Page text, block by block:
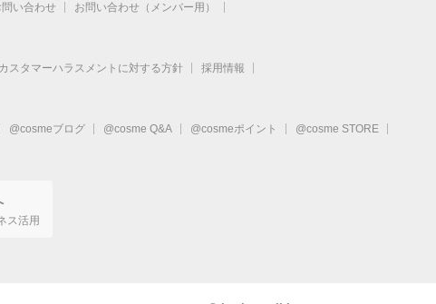
い合わせ お問い合わせ（メンバー用）
カスタマーハラスメントに対する方針 採用情報
@cosmeブログ @cosme Q&A @cosmeポイント
@cosme STORE
ス活用